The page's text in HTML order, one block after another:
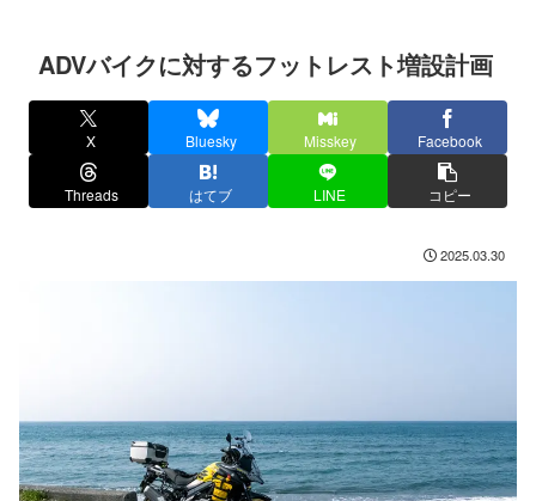
ADVバイクに対するフットレスト増設計画
X Bluesky Misskey Facebook
Threads はてブ LINE コピー
2025.03.30